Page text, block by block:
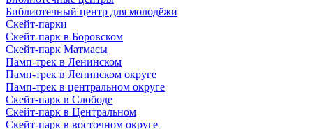
Библиотечный центр для молодёжи
Скейт-парки
Скейт-парк в Боровском
Скейт-парк Матмасы
Памп-трек в Ленинском
Памп-трек в Ленинском округе
Памп-трек в центральном округе
Скейт-парк в Слободе
Скейт-парк в Центральном
Скейт-парк в восточном округе